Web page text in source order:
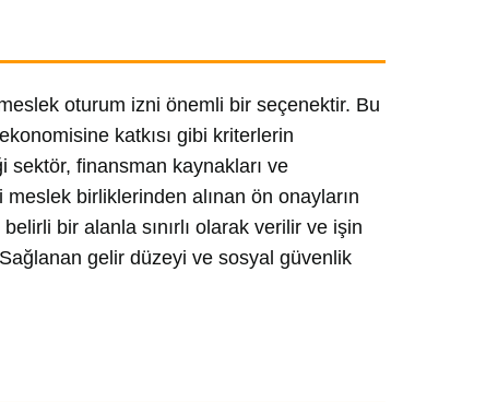
oturum izni önemli bir seçenektir. Bu
katkısı gibi kriterlerin
sektör, finansman kaynakları ve
birliklerinden alınan ön onayların
bir alanla sınırlı olarak verilir ve işin
gelir düzeyi ve sosyal güvenlik